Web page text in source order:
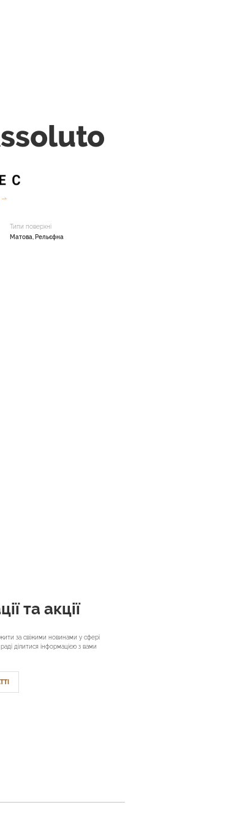
Типи поверхні
Матова, Рельєфна
та акції
за свіжими новинами у сфері
ділитися інформацією з вами